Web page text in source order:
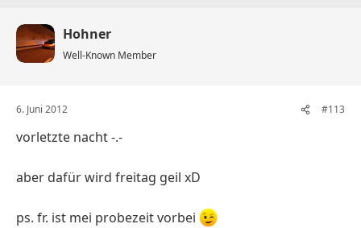
Hohner
Well-Known Member
6. Juni 2012 #113
vorletzte nacht -.-
aber dafür wird freitag geil xD
ps. fr. ist mei probezeit vorbei